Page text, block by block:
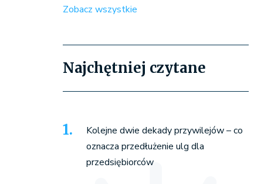
Zobacz wszystkie
Najchętniej czytane
Kolejne dwie dekady przywilejów – co
oznacza przedłużenie ulg dla
przedsiębiorców